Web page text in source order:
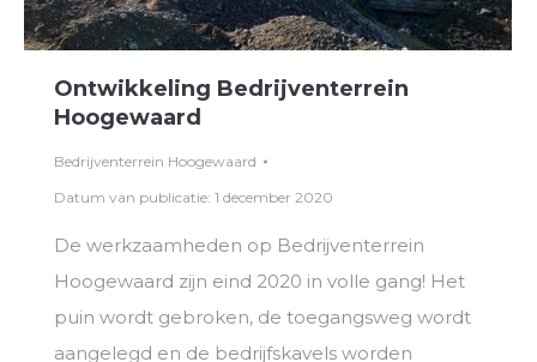
Ontwikkeling Bedrijventerrein
Hoogewaard
Bedrijventerrein Hoogewaard
Datum van publicatie: 1 december 2020
De werkzaamheden op Bedrijventerrein
Hoogewaard zijn eind 2020 in volle gang! Het
puin wordt gebroken, de toegangsweg wordt
aangelegd en de bedrijfskavels worden